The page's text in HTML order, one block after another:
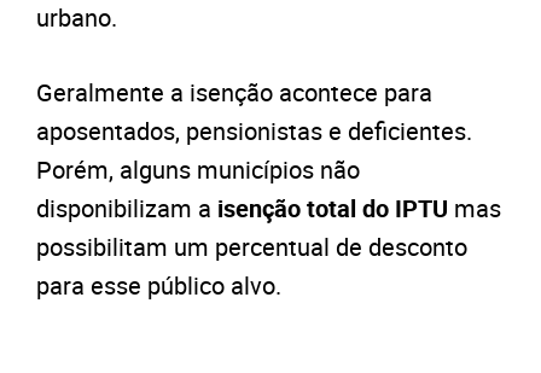
urbano.
Geralmente a isenção acontece para
aposentados, pensionistas e deficientes.
Porém, alguns municípios não
disponibilizam a isenção total do IPTU mas
possibilitam um percentual de desconto
para esse público alvo.